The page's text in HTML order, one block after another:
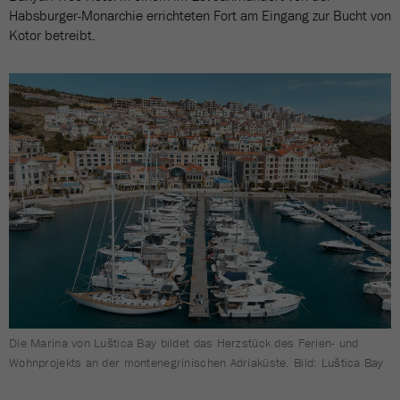
Habsburger-Monarchie errichteten Fort am Eingang zur Bucht von
Kotor betreibt.
Die Marina von Luštica Bay bildet das Herzstück des Ferien- und
Wohnprojekts an der montenegrinischen Adriaküste. Bild: Luštica Bay